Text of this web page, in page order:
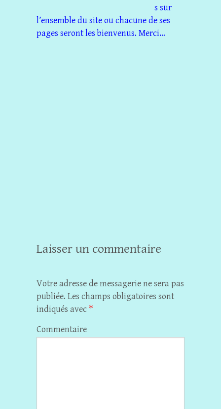
s sur
l’ensemble du site ou chacune de ses
pages seront les bienvenus. Merci…
Laisser un commentaire
Votre adresse de messagerie ne sera pas
publiée. Les champs obligatoires sont
indiqués avec *
Commentaire